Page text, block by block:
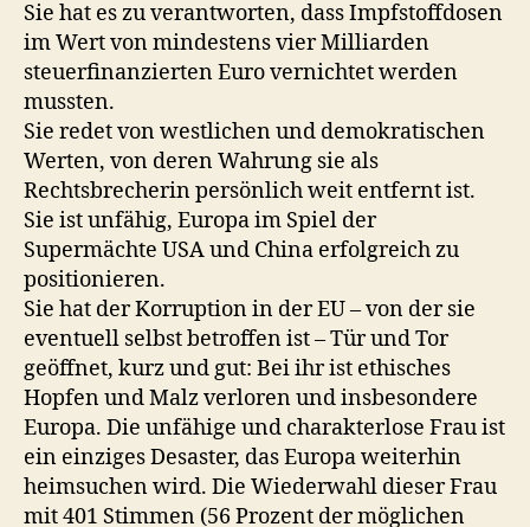
Sie hat es zu verantworten, dass Impfstoffdosen
im Wert von mindestens vier Milliarden
steuerfinanzierten Euro vernichtet werden
mussten.
Sie redet von westlichen und demokratischen
Werten, von deren Wahrung sie als
Rechtsbrecherin persönlich weit entfernt ist.
Sie ist unfähig, Europa im Spiel der
Supermächte USA und China erfolgreich zu
positionieren.
Sie hat der Korruption in der EU – von der sie
eventuell selbst betroffen ist – Tür und Tor
geöffnet, kurz und gut: Bei ihr ist ethisches
Hopfen und Malz verloren und insbesondere
Europa. Die unfähige und charakterlose Frau ist
ein einziges Desaster, das Europa weiterhin
heimsuchen wird. Die Wiederwahl dieser Frau
mit 401 Stimmen (56 Prozent der möglichen